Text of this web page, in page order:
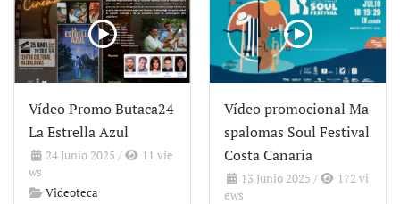
Vídeo Promo Butaca24
La Estrella Azul
24 Junio 2025 /
11 vie
ws
Videoteca
Vídeo promocional Ma
spalomas Soul Festival
Costa Canaria
13 Junio 2025 /
172 vi
ews